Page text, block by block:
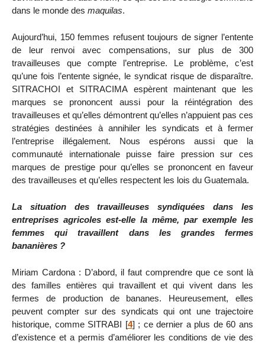
dans le monde des maquilas.
Aujourd’hui, 150 femmes refusent toujours de signer l’entente
de leur renvoi avec compensations, sur plus de 300
travailleuses que compte l’entreprise. Le problème, c’est
qu’une fois l’entente signée, le syndicat risque de disparaître.
SITRACHOI et SITRACIMA espèrent maintenant que les
marques se prononcent aussi pour la réintégration des
travailleuses et qu’elles démontrent qu’elles n’appuient pas ces
stratégies destinées à annihiler les syndicats et à fermer
l’entreprise illégalement. Nous espérons aussi que la
communauté internationale puisse faire pression sur ces
marques de prestige pour qu’elles se prononcent en faveur
des travailleuses et qu’elles respectent les lois du Guatemala.
La situation des travailleuses syndiquées dans les
entreprises agricoles est-elle la même, par exemple les
femmes qui travaillent dans les grandes fermes
bananières ?
Miriam Cardona : D’abord, il faut comprendre que ce sont là
des familles entières qui travaillent et qui vivent dans les
fermes de production de bananes. Heureusement, elles
peuvent compter sur des syndicats qui ont une trajectoire
historique, comme SITRABI [4] ; ce dernier a plus de 60 ans
d’existence et a permis d’améliorer les conditions de vie des